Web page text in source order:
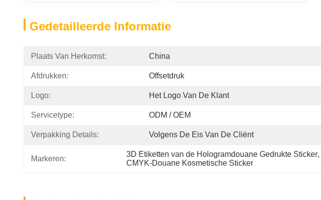
Gedetailleerde Informatie
Plaats Van Herkomst: China
Afdrukken: Offsetdruk
Logo: Het Logo Van De Klant
Servicetype: ODM / OEM
Verpakking Details: Volgens De Eis Van De Cliënt
Markeren:
3D Etiketten van de Hologramdouane Gedrukte Sticker,
CMYK-Douane Kosmetische Sticker